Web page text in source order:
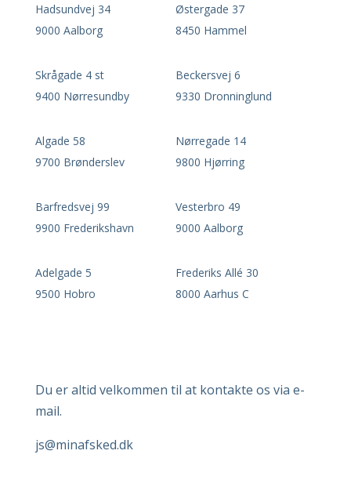
Hadsundvej 34
9000 Aalborg
Østergade 37
8450 Hammel
Skrågade 4 st
9400 Nørresundby
Beckersvej 6
9330 Dronninglund
Algade 58
9700 Brønderslev
Nørregade 14
9800 Hjørring
Barfredsvej 99
9900 Frederikshavn
Vesterbro 49
9000 Aalborg
Adelgade 5
9500 Hobro
Frederiks Allé 30
8000 Aarhus C
Du er altid velkommen til at kontakte os via e-
mail.
js@minafsked.dk